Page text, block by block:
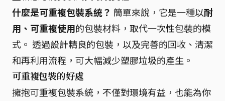
什麼是可重複包裝系統？ 簡單來說，它是一種以耐
用、可重複使用的包裝材料，取代一次性包裝的模
式。 透過設計精良的包裝，以及完善的回收、清潔
和再利用流程，可大幅減少塑膠垃圾的產生。
可重複包裝的好處
擁抱可重複包裝系統，不僅對環境有益，也能為你